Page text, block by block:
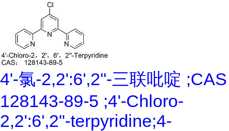
4'-氯-2,2':6',2''-三联吡啶 ;CAS
128143-89-5 ;4'-Chloro-
2,2':6',2''-terpyridine;4-